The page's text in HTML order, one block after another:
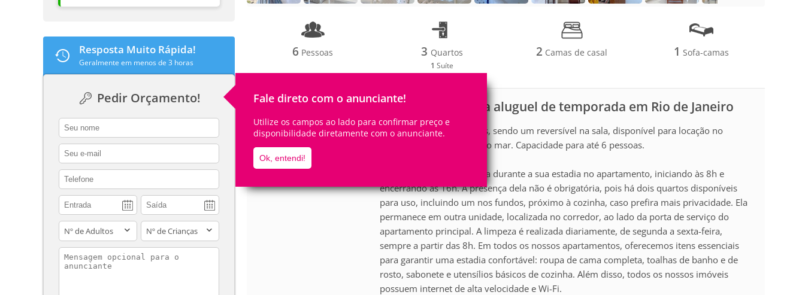
Resposta Muito Rápida!
Geralmente em menos de 3 horas
Pedir Orçamento! Fale direto com o anunciante!
Utilize os campos ao lado para confirmar preço e
disponibilidade diretamente com o anunciante.
Ok, entendi!
contact_name
contact_email
contact_phone
adults children
contact_message
6 Pessoas 3 Quartos
1 Suíte
2 Camas de casal 1 Sofa-camas
Apartamento para aluguel de temporada em Rio de Janeiro
Descrição
Apartamento de 3 quartos, sendo um reversível na sala, disponível para locação no
Arpoador, com vista para o mar. Capacidade para até 6 pessoas.
Nossa funcionária trabalha durante a sua estadia no apartamento, iniciando às 8h e
encerrando às 16h. A presença dela não é obrigatória, pois há dois quartos disponíveis
para uso, incluindo um nos fundos, próximo à cozinha, caso prefira mais privacidade. Ela
permanece em outra unidade, localizada no corredor, ao lado da porta de serviço do
apartamento principal. A limpeza é realizada diariamente, de segunda a sexta-feira,
sempre a partir das 8h. Em todos os nossos apartamentos, oferecemos itens essenciais
para garantir uma estadia confortável: roupa de cama completa, toalhas de banho e de
rosto, sabonete e utensílios básicos de cozinha. Além disso, todos os nossos imóveis
possuem internet de alta velocidade e Wi-Fi.